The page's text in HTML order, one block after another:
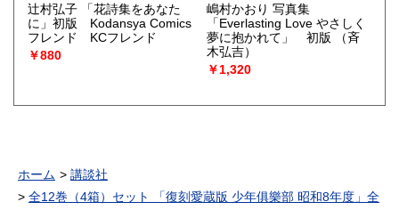
辻村弘子 「花詩集をあなた
に」初版 Kodansya Comics
フレンド KCフレンド
￥880
嶋村かおり 写真集
「Everlasting Love やさしく
夢に抱かれて」 初版
（斉
木弘吉）
￥1,320
ホーム
講談社
全12巻（4箱）セット 「復刻愛蔵版 少年俱樂部 昭和8年度」全